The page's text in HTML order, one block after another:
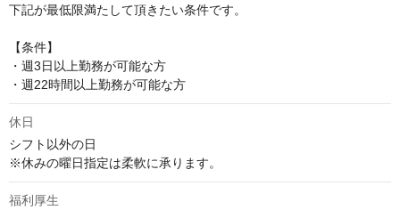
下記が最低限満たして頂きたい条件です。
【条件】
・週3日以上勤務が可能な方
・週22時間以上勤務が可能な方
休日
シフト以外の日
※休みの曜日指定は柔軟に承ります。
福利厚生